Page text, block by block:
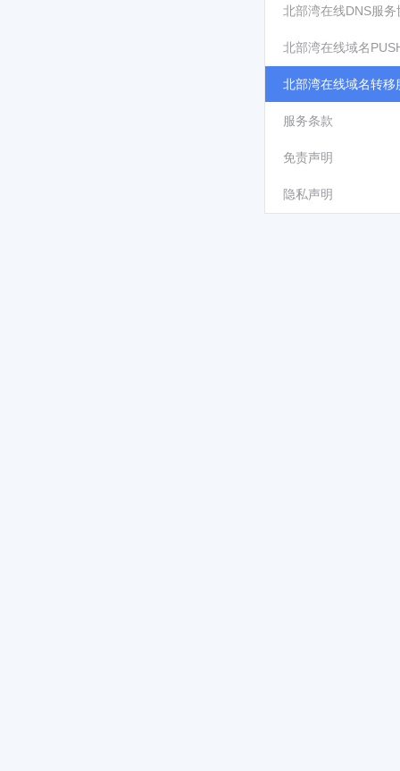
北部湾在线DNS服务
北部湾在线域名
北部湾在线域名转移
服务条款
免责声明
隐私声明